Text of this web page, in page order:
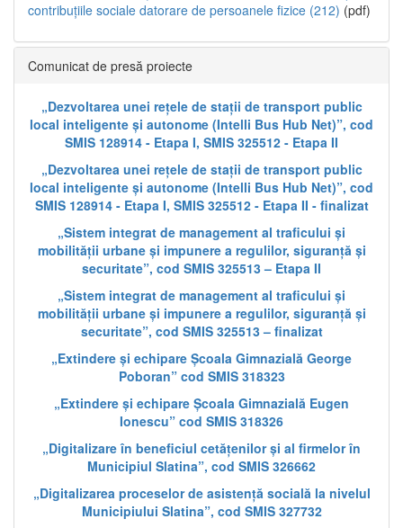
contribuțiile sociale datorare de persoanele fizice (212) (pdf)
Comunicat de presă proiecte
„Dezvoltarea unei rețele de stații de transport public
local inteligente și autonome (Intelli Bus Hub Net)”, cod
SMIS 128914 - Etapa I, SMIS 325512 - Etapa II
„Dezvoltarea unei rețele de stații de transport public
local inteligente și autonome (Intelli Bus Hub Net)”, cod
SMIS 128914 - Etapa I, SMIS 325512 - Etapa II - finalizat
„Sistem integrat de management al traficului și
mobilității urbane și impunere a regulilor, siguranță și
securitate”, cod SMIS 325513 – Etapa II
„Sistem integrat de management al traficului și
mobilității urbane și impunere a regulilor, siguranță și
securitate”, cod SMIS 325513 – finalizat
„Extindere și echipare Școala Gimnazială George
Poboran” cod SMIS 318323
„Extindere și echipare Școala Gimnazială Eugen
Ionescu” cod SMIS 318326
„Digitalizare în beneficiul cetățenilor și al firmelor în
Municipiul Slatina”, cod SMIS 326662
„Digitalizarea proceselor de asistență socială la nivelul
Municipiului Slatina”, cod SMIS 327732